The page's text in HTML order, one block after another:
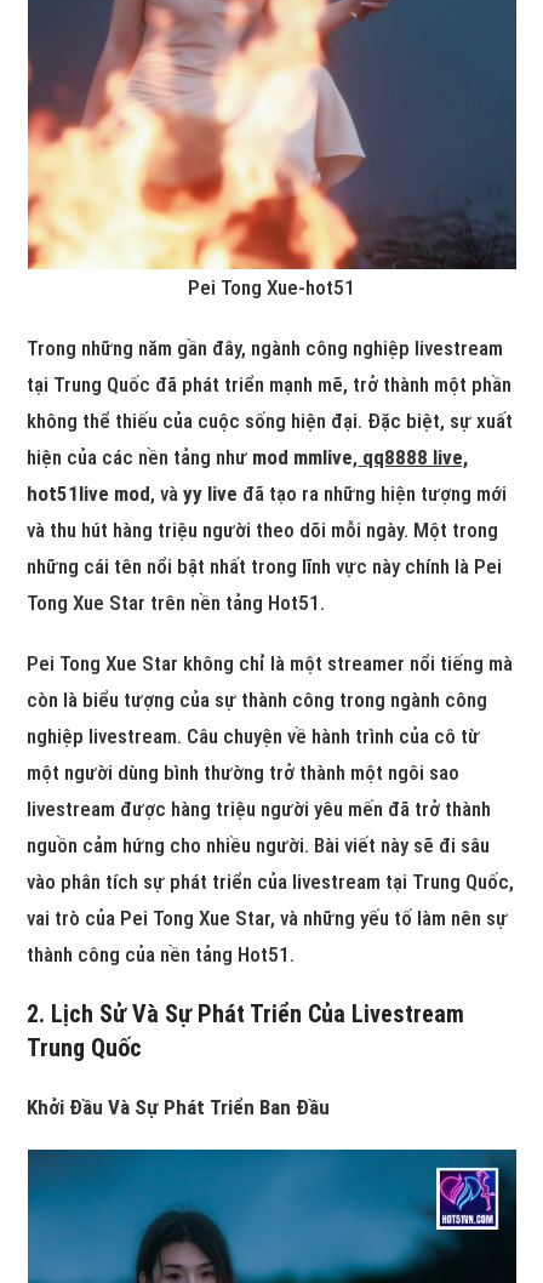
Pei Tong Xue-hot51
Trong những năm gần đây, ngành công nghiệp livestream
tại Trung Quốc đã phát triển mạnh mẽ, trở thành một phần
không thể thiếu của cuộc sống hiện đại. Đặc biệt, sự xuất
hiện của các nền tảng như mod mmlive, qq8888 live,
hot51live mod, vàyy live đã tạo ra những hiện tượng mới
và thu hút hàng triệu người theo dõi mỗi ngày. Một trong
những cái tên nổi bật nhất trong lĩnh vực này chính là Pei
Tong Xue Star trên nền tảng Hot51.
Pei Tong Xue Star không chỉ là một streamer nổi tiếng mà
còn là biểu tượng của sự thành công trong ngành công
nghiệp livestream. Câu chuyện về hành trình của cô từ
một người dùng bình thường trở thành một ngôi sao
livestream được hàng triệu người yêu mến đã trở thành
nguồn cảm hứng cho nhiều người. Bài viết này sẽ đi sâu
vào phân tích sự phát triển của livestream tại Trung Quốc,
vai trò của Pei Tong Xue Star, và những yếu tố làm nên sự
thành công của nền tảng Hot51.
2. Lịch Sử Và Sự Phát Triển Của Livestream
Trung Quốc
Khởi Đầu Và Sự Phát Triển Ban Đầu